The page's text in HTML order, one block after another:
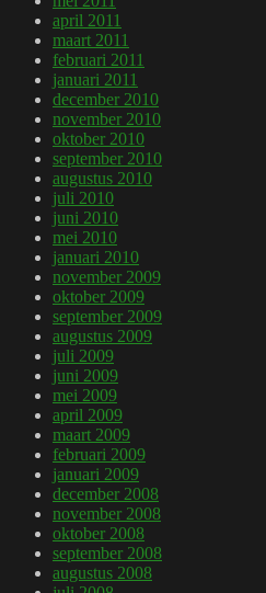
april 2011
maart 2011
februari 2011
januari 2011
december 2010
november 2010
oktober 2010
september 2010
augustus 2010
juli 2010
juni 2010
mei 2010
januari 2010
november 2009
oktober 2009
september 2009
augustus 2009
juli 2009
juni 2009
mei 2009
april 2009
maart 2009
februari 2009
januari 2009
december 2008
november 2008
oktober 2008
september 2008
augustus 2008